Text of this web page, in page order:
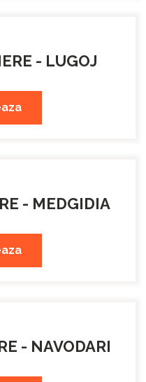
- LUGOJ
- MEDGIDIA
- NAVODARI